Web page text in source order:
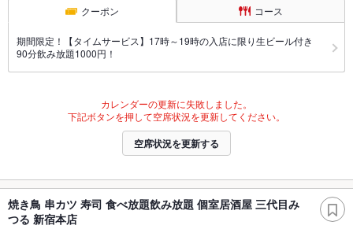
クーポン コース
期間限定！【タイムサービス】17時～19時の入店に限り生ビール付き
90分飲み放題1000円！
カレンダーの更新に失敗しました。
下記ボタンを押して空席状況を更新してください。
空席状況を更新する
焼き鳥 串カツ 寿司 食べ放題飲み放題 個室居酒屋 三代目み
つる 新宿本店